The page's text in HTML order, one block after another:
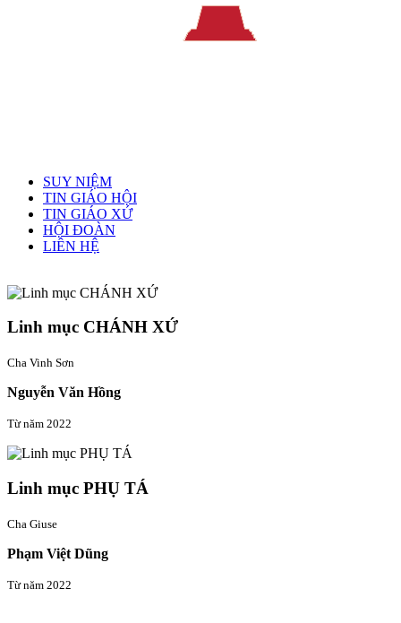
SUY NIỆM
TIN GIÁO HỘI
TIN GIÁO XỨ
HỘI ĐOÀN
LIÊN HỆ
Linh mục CHÁNH XỨ
Cha Vinh Sơn
Nguyễn Văn Hồng
Từ năm 2022
Linh mục PHỤ TÁ
Cha Giuse
Phạm Việt Dũng
Từ năm 2022